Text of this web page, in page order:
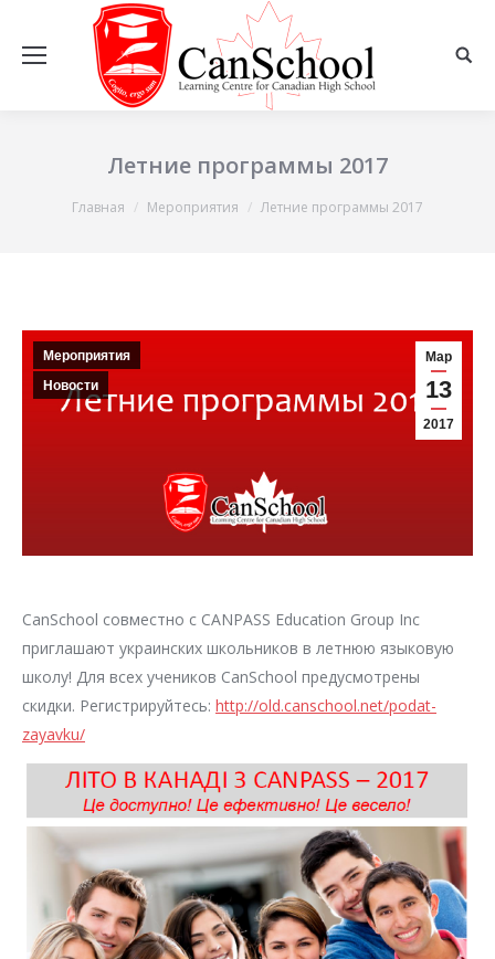
Летние программы 2017
Вы здесь:Главная Мероприятия Летние программы 2017
Мар
13
2017
Мероприятия
Новости
CanSchool совместно с CANPASS Education Group Inc
приглашают украинских школьников в летнюю языковую
школу! Для всех учеников CanSchool предусмотрены
скидки. Регистрируйтесь: http://old.canschool.net/podat-
zayavku/